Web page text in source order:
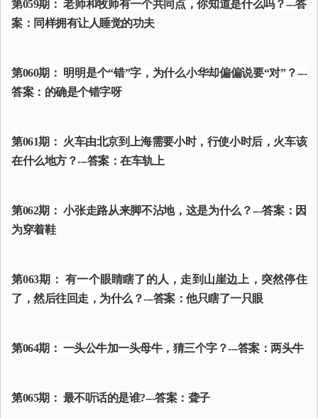
第059期： 老师和牧师有一个共同点，你知道是什么吗？---答
案：同样拥有让人睡觉的功夫
第060期： 明明是个“错”字，为什么小华却偏偏说要“对”？---
答案：的确是个错字呀
第061期： 火车由北京到上海需要小时，行使小时后，火车该
在什么地方？---答案：在车轨上
第062期： 小张走路从来脚不沾地，这是为什么？---答案：因
为穿着鞋
第063期： 有一个眼睛瞎了的人，走到山崖边上，突然停住
了，然后往回走，为什么？---答案：他只瞎了一只眼
第064期： 一头公牛加一头母牛，猜三个字？---答案：两头牛
第065期： 最不听话的是谁?---答案：聋子